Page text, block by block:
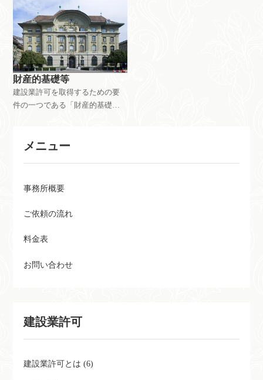
主それぞれの場合における必要
な社会保険の種類、雇用保険の
加入条件などを解説します。
財産的基礎等
建設業許可を取得するための要
件の一つである「財産的基礎
れぞれに必要な財産的基礎等に
メニュー
事務所概要
ご依頼の流れ
料金表
お問い合わせ
建設業許可
建設業許可とは (6)